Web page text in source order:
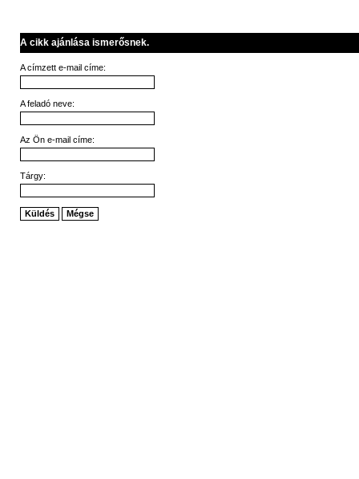
A cikk ajánlása ismerősnek.
A címzett e-mail címe:
A feladó neve:
Az Ön e-mail címe:
Tárgy:
Küldés Mégse